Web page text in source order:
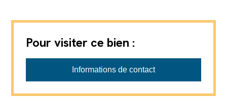
Pour visiter ce bien :
Informations de contact